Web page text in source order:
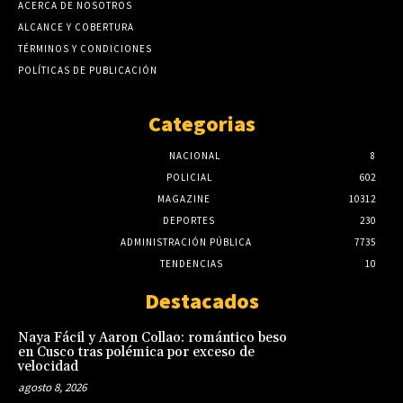
ACERCA DE NOSOTROS
ALCANCE Y COBERTURA
TÉRMINOS Y CONDICIONES
POLÍTICAS DE PUBLICACIÓN
Categorias
NACIONAL
8
POLICIAL
602
MAGAZINE
10312
DEPORTES
230
ADMINISTRACIÓN PÚBLICA
7735
TENDENCIAS
10
Destacados
Naya Fácil y Aaron Collao: romántico beso
en Cusco tras polémica por exceso de
velocidad
agosto 8, 2026